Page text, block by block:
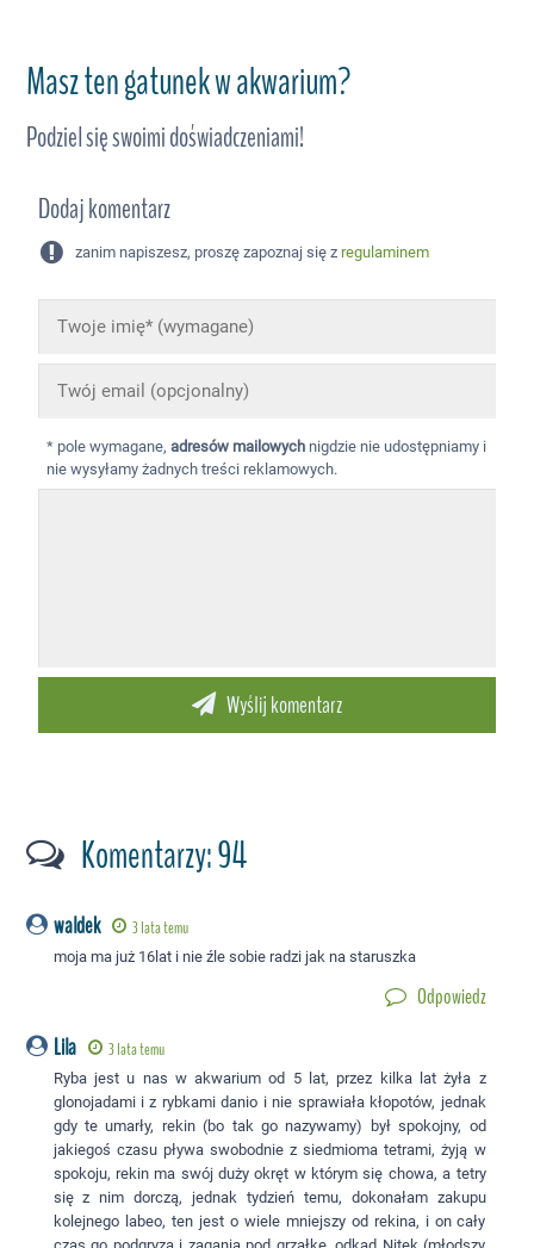
Masz ten gatunek w akwarium?
Podziel się swoimi doświadczeniami!
Dodaj komentarz
zanim napiszesz, proszę zapoznaj się z regulaminem
* pole wymagane,adresów mailowych nigdzie nie udostępniamy i
nie wysyłamy żadnych treści reklamowych.
Komentarzy: 94
waldek 3 lata temu
moja ma już 16lat i nie źle sobie radzi jak na staruszka
Odpowiedz
Lila 3 lata temu
Ryba jest u nas w akwarium od 5 lat, przez kilka lat żyła z
glonojadami i z rybkami danio i nie sprawiała kłopotów, jednak
gdy te umarły, rekin (bo tak go nazywamy) był spokojny, od
jakiegoś czasu pływa swobodnie z siedmioma tetrami, żyją w
spokoju, rekin ma swój duży okręt w którym się chowa, a tetry
się z nim dorczą, jednak tydzień temu, dokonałam zakupu
kolejnego labeo, ten jest o wiele mniejszy od rekina, i on cały